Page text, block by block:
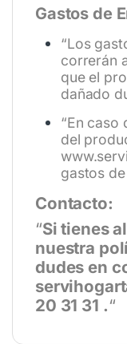
Gastos de
“Los
correrán
que el
dañado
“En caso
del
gastos
Contacto:
“Si tienes
nuestra
dudes en
20 31 31 .“